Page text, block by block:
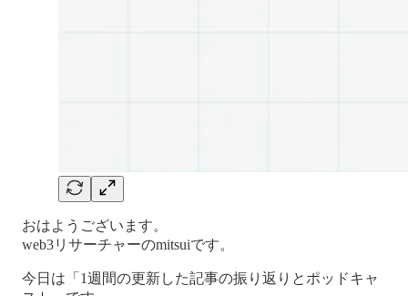
おはようございます。
web3リサーチャーのmitsuiです。
今日は「1週間の更新した記事の振り返りとポッドキャ